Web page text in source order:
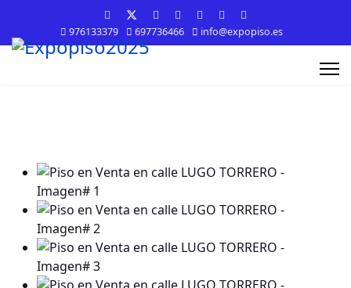
976133379 697736466 info@expopiso.es